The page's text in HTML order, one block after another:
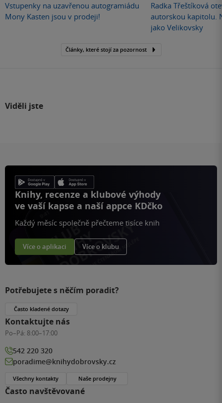
Vstupenky na uzavřenou autogramiádu
Mony Kasten jsou v prodeji!
Radka Třeštíková
autorskou kapitolu.
jako Velikovsky
Články, které stojí za pozornost
Viděli jste
Knihy, recenze a klubové výhody
ve vaší kapse a naší appce KDčko
Každý měsíc společně přečteme tisíce knih
Více o aplikaci Více o klubu
Často navštěvované
Potřebujete s něčím poradit?
Často kladené dotazy
Kontaktujte nás
Po–Pá: 8:00–17:00
542 220 320
poradime@knihydobrovsky.cz
Všechny kontakty Naše prodejny